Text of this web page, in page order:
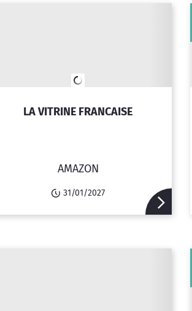
LA VITRINE FRANCAISE
AMAZON
31/01/2027